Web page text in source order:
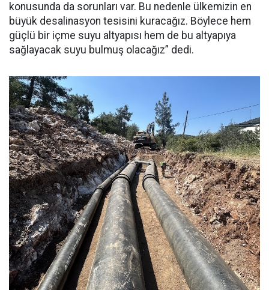
konusunda da sorunları var. Bu nedenle ülkemizin en
büyük desalinasyon tesisini kuracağız. Böylece hem
güçlü bir içme suyu altyapısı hem de bu altyapıya
sağlayacak suyu bulmuş olacağız” dedi.